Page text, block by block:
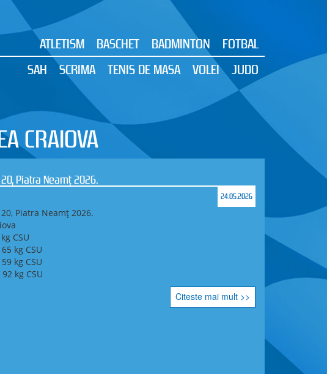
ATLETISM BASCHET BADMINTON
FOTBAL
SAH
SCRIMA TENIS DE MASA VOLEI JUDO
CRAIOVA
Piatra Neamț 2026.
24.05.2026
Piatra Neamț 2026.
CSU
kg CSU
kg CSU
kg CSU
Citeste mai mult >>